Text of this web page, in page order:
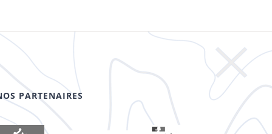
PARTENAIRES